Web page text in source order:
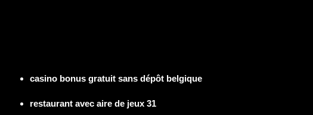
casino bonus gratuit sans dépôt belgique
restaurant avec aire de jeux 31